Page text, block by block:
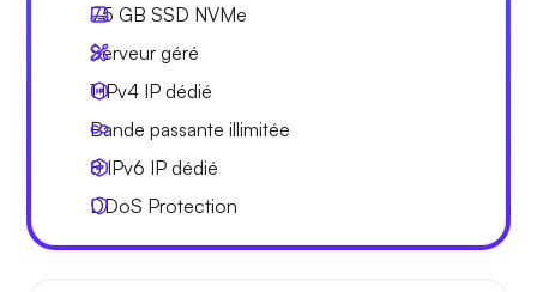
75 GB SSD NVMe
Serveur géré
1 IPv4 IP dédié
Bande passante illimitée
8 IPv6 IP dédié
DDoS Protection